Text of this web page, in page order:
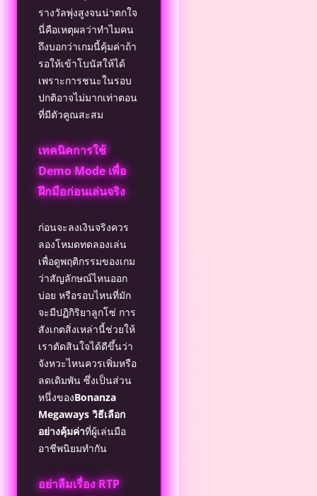
รางวัลพุ่งสูงจนน่าตกใจ
นี่คือเหตุผลว่าทำไมคน
ถึงบอกว่าเกมนี้คุ้มค่าถ้า
รอให้เข้าโบนัสให้ได้
เพราะการชนะในรอบ
ปกติอาจไม่มากเท่าตอน
ที่มีตัวคูณสะสม
เทคนิคการใช้
Demo Mode เพื่อ
ฝึกมือก่อนเล่นจริง
ก่อนจะลงเงินจริงควร
ลองโหมดทดลองเล่น
เพื่อดูพฤติกรรมของเกม
ว่าสัญลักษณ์ไหนออก
บ่อย หรือรอบไหนที่มัก
จะมีปฏิกิริยาลูกโซ่ การ
สังเกตสิ่งเหล่านี้ช่วยให้
เราตัดสินใจได้ดีขึ้นว่า
จังหวะไหนควรเพิ่มหรือ
ลดเดิมพัน ซึ่งเป็นส่วน
หนึ่งของBonanza
Megaways วิธีเลือก
อย่างคุ้มค่าที่ผู้เล่นมือ
อาชีพนิยมทำกัน
อย่าลืมเรื่อง RTP